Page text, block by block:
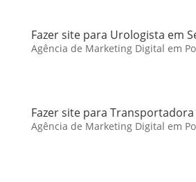
Fazer site para Urologista em
Agência de Marketing Digital em
Fazer site para
Agência de Marketing Digital em